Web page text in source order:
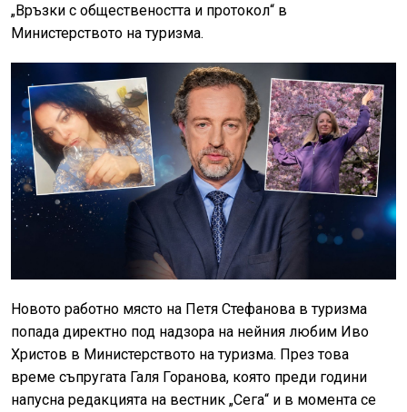
„Връзки с обществеността и протокол“ в
Министерството на туризма.
Новото работно място на Петя Стефанова в туризма
попада директно под надзора на нейния любим Иво
Христов в Министерството на туризма. През това
време съпругата Галя Горанова, която преди години
напусна редакцията на вестник „Сега“ и в момента се